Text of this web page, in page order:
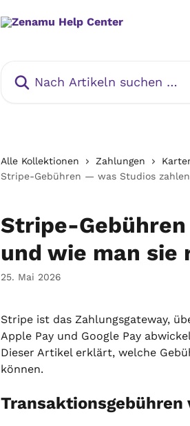
Alle Kollektionen Zahlungen
Stripe-Gebühren — was Studios
Stripe-
und wie man sie
25. Mai 2026
Stripe ist das Zahlungsgateway,
Apple Pay und Google Pay
Dieser Artikel erklärt, welche
können.
Transaktionsgebühren